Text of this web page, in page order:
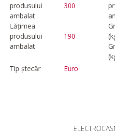
produsului
ambalat
300
Lățimea
produsului
ambalat
190
Tip ștecăr
Euro